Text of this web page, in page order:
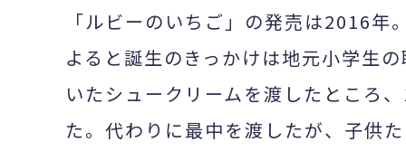
「ルビーのいちご」の発売は2016年
よると誕生のきっかけは地元小学生
いたシュークリームを渡したところ、
た。代わりに最中を渡したが、子供